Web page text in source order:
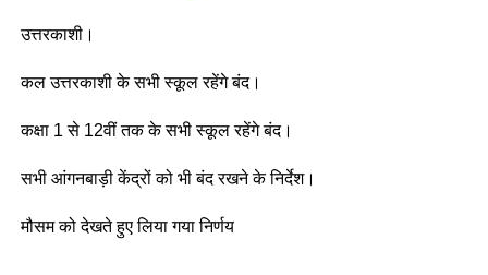
उत्तरकाशी।
कल उत्तरकाशी के सभी स्कूल रहेंगे बंद।
कक्षा 1 से 12वीं तक के सभी स्कूल रहेंगे बंद।
सभी आंगनबाड़ी केंद्रों को भी बंद रखने के निर्देश।
मौसम को देखते हुए लिया गया निर्णय